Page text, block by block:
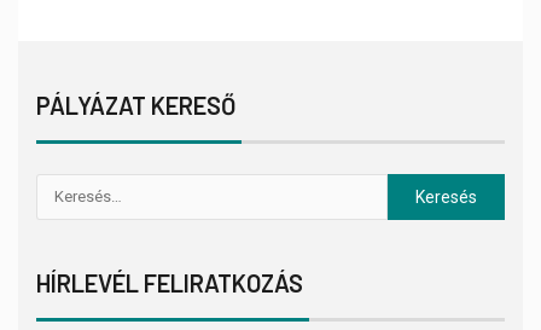
PÁLYÁZAT KERESŐ
HÍRLEVÉL FELIRATKOZÁS